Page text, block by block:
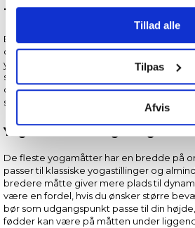
marketing formål. Klik på “Tillad
angivet, eller klik på “Tilpas” for at
cookies du vil acceptere.
Tillad alle
Tilpas
Afvis
Tykke yogamåtter 8–10 mm
En tyk yogamåtte på enten 8 eller 10 mm
omkring knæ, hofter, albuer og ryg. Den
yoga, meditation, pilates, udstrækning og
sidder eller ligger på måtten i længere tid.
dog gøre underlaget mindre fast under
så valget bør afspejle den træningsform,
Yogamåttens længde og
De fleste yogamåtter har en bredde på
passer til klassiske yogastillinger og
bredere måtte giver mere plads til
være en fordel, hvis du ønsker større
bør som udgangspunkt passe til din
fødder kan være på måtten under